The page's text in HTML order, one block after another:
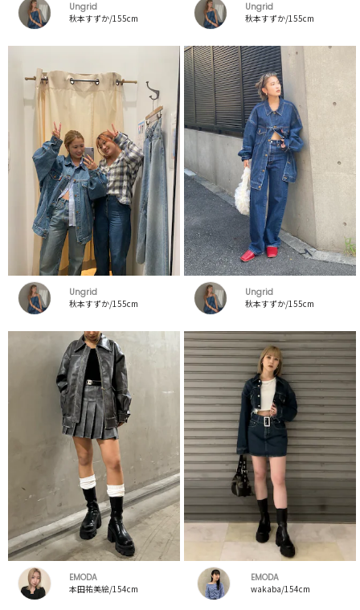
Ungrid
秋本すずか/155cm
Ungrid
秋本すずか/155cm
Ungrid
秋本すずか/155cm
Ungrid
秋本すずか/155cm
EMODA
本田祐美絵/154cm
EMODA
wakaba/154cm